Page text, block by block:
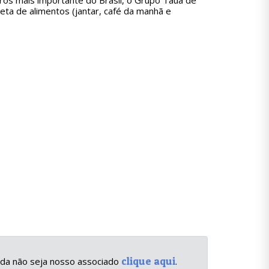
de alimentos (jantar, café da manhã e
não seja nosso associado clique aqui.